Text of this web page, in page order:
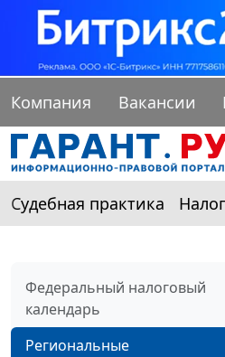
Компания Вакансии
Судебная практика
Федеральный налоговый
календарь
Региональные